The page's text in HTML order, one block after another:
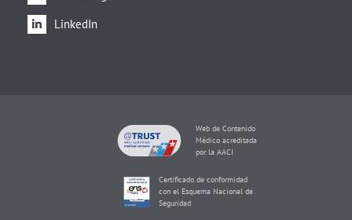
LinkedIn
Web de Contenido
Médico acreditada
por la AACI
Certificado de conformidad
con el Esquema Nacional de
Seguridad